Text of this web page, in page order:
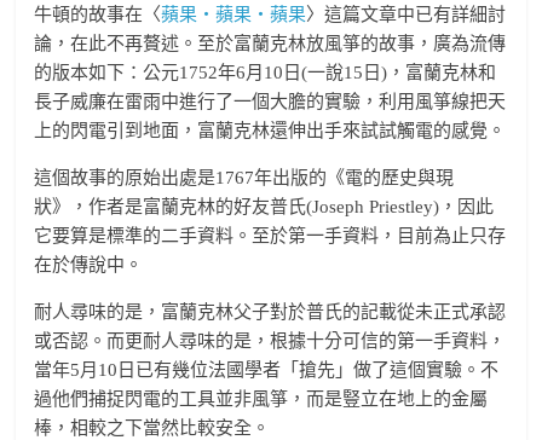
牛頓的故事在〈蘋果‧蘋果‧蘋果〉這篇文章中已有詳細討
論，在此不再贅述。至於富蘭克林放風箏的故事，廣為流傳
的版本如下：公元1752年6月10日(一說15日)，富蘭克林和
長子威廉在雷雨中進行了一個大膽的實驗，利用風箏線把天
上的閃電引到地面，富蘭克林還伸出手來試試觸電的感覺。
這個故事的原始出處是1767年出版的《電的歷史與現
狀》，作者是富蘭克林的好友普氏(Joseph Priestley)，因此
它要算是標準的二手資料。至於第一手資料，目前為止只存
在於傳說中。
耐人尋味的是，富蘭克林父子對於普氏的記載從未正式承認
或否認。而更耐人尋味的是，根據十分可信的第一手資料，
當年5月10日已有幾位法國學者「搶先」做了這個實驗。不
過他們捕捉閃電的工具並非風箏，而是豎立在地上的金屬
棒，相較之下當然比較安全。